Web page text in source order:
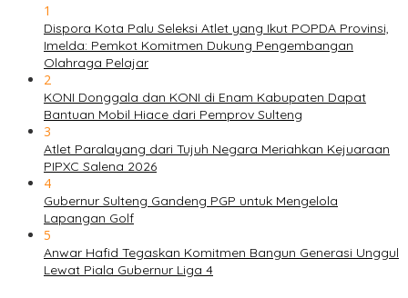
1
Dispora Kota Palu Seleksi Atlet yang Ikut POPDA Provinsi,
Imelda: Pemkot Komitmen Dukung Pengembangan
Olahraga Pelajar
2
KONI Donggala dan KONI di Enam Kabupaten Dapat
Bantuan Mobil Hiace dari Pemprov Sulteng
3
Atlet Paralayang dari Tujuh Negara Meriahkan Kejuaraan
PIPXC Salena 2026
4
Gubernur Sulteng Gandeng PGP untuk Mengelola
Lapangan Golf
5
Anwar Hafid Tegaskan Komitmen Bangun Generasi Unggul
Lewat Piala Gubernur Liga 4